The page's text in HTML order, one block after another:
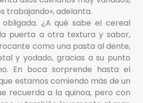
trabajando», adelanta.
¿A qué sabe el cereal
puerta a otra textura y sabor,
como una pasta al dente,
y yodado, gracias a su punto
En boca sorprende hasta el
estamos comiendo más de un
recuerda a la quinoa, pero con